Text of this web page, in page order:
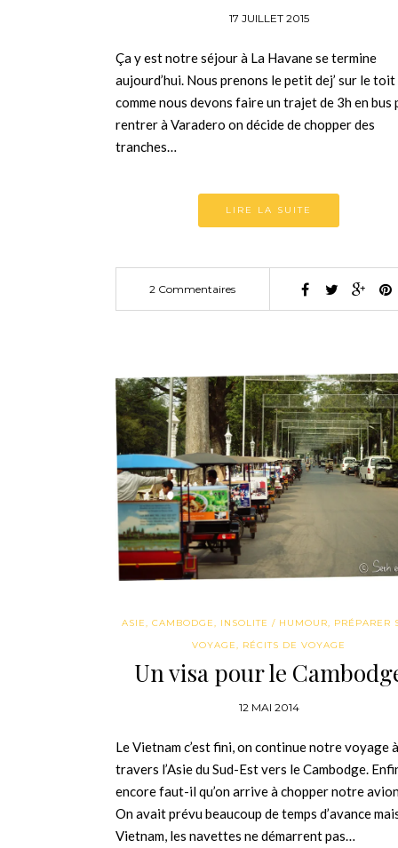
17 JUILLET 2015
Ça y est notre séjour à La Havane se termine
aujourd’hui. Nous prenons le petit dej’ sur le
comme nous devons faire un trajet de 3h en bus
rentrer à Varadero on décide de chopper des
tranches…
LIRE LA SUITE
2 Commentaires
ASIE, CAMBODGE, INSOLITE / HUMOUR, PRÉPARER
VOYAGE, RÉCITS DE VOYAGE
Un visa pour le
12 MAI 2014
Le Vietnam c’est fini, on continue notre voyage à
travers l’Asie du Sud-Est vers le Cambodge.
encore faut-il qu’on arrive à chopper notre
On avait prévu beaucoup de temps d’avance
Vietnam, les navettes ne démarrent pas…